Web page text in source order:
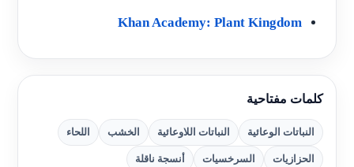
Khan Academy: Plant Kingdom
كلمات مفتاحية
النباتات الوعائية النباتات اللاوعائية الخشب اللحاء
الحزازيات السرخسيات أنسجة ناقلة